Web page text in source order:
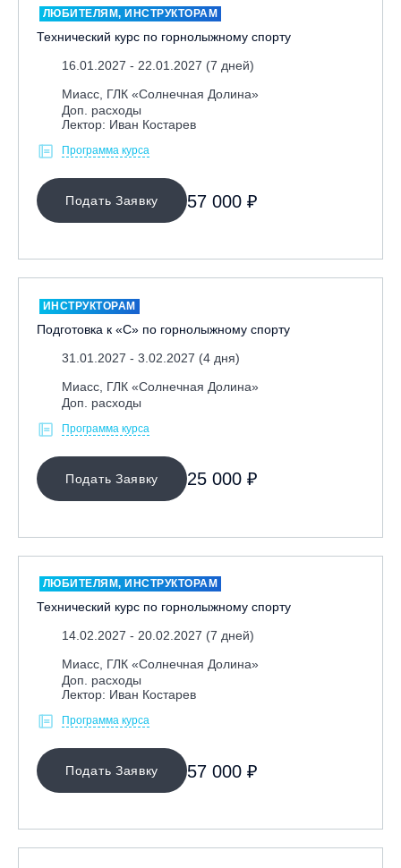
ЛЮБИТЕЛЯМ, ИНСТРУКТОРАМ
Технический курс по горнолыжному спорту
16.01.2027 - 22.01.2027 (7 дней)
Миасс, ГЛК «Солнечная Долина»
Доп. расходы
Лектор: Иван Костарев
Программа курса
Подать Заявку 57 000 ₽
ИНСТРУКТОРАМ
Подготовка к «С» по горнолыжному спорту
31.01.2027 - 3.02.2027 (4 дня)
Миасс, ГЛК «Солнечная Долина»
Доп. расходы
Программа курса
Подать Заявку 25 000 ₽
ЛЮБИТЕЛЯМ, ИНСТРУКТОРАМ
Технический курс по горнолыжному спорту
14.02.2027 - 20.02.2027 (7 дней)
Миасс, ГЛК «Солнечная Долина»
Доп. расходы
Лектор: Иван Костарев
Программа курса
Подать Заявку 57 000 ₽